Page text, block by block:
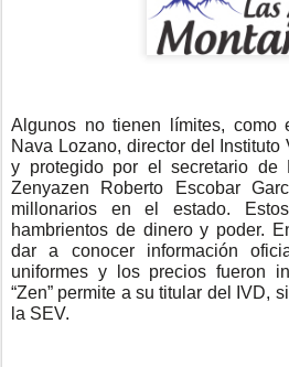
Algunos no tienen límites, como
Nava Lozano, director del
y protegido por el secretario de
Zenyazen Roberto Escobar
millonarios en el estado.
hambrientos de dinero y poder.
dar a conocer información
uniformes y los precios fueron
“Zen” permite a su titular del IVD,
la SEV.